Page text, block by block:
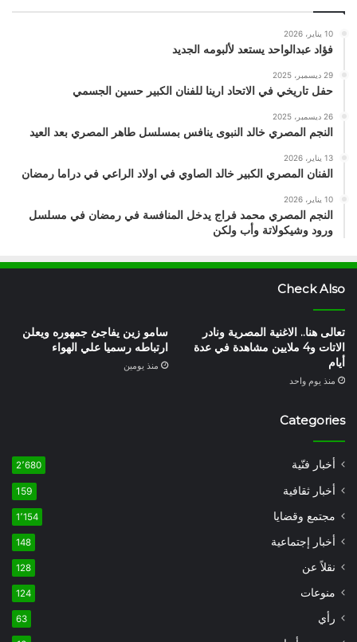
10 يناير، 2026
فؤاد عبدالواحد يستعد لألبومه الجديد
29 ديسمبر، 2025
حفل تاريخي في الاتحاد ارينا للفنان الكبير حسين الجسمي
26 ديسمبر، 2025
النجم المصري خالد النبوى ينافس بمسلسل طاهر المصري بعد العيد
13 يناير، 2026
الفنان المصري الكبير خالد الصاوي في اولاد الراعي في دراما رمضان
10 يناير، 2026
النجم المصري محمد فراج يدخل المنافسة في رمضان في مسلسل
ورود وشيكولاتة وأب ولكن
Check Also
تعالى هنا.. الاغنية المصرية ونادر
الاتات و4 ملايين مشاهدة في عدة
أيام
منذ يوم واحد
سامو زين يفاجئ جمهوره ويعلن
ارتباطه رسميا علي الهواء
منذ يومين
Categories
أخبار فنّية 2٬680
أخبار ثقافية 159
مجتمع وقضايا 1٬154
أخبار إجتماعية 148
نقلاً عن 128
منوعات 124
رأي 63